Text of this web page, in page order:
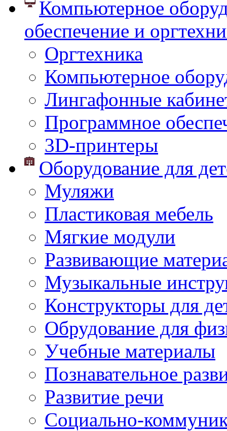
Компьютерное
обеспечение и
Оргтехника
Компьютерное
Лингафонные
Программное
3D-принтеры
Оборудование для
Муляжи
Пластиковая мебель
Мягкие модули
Развивающие
Музыкальные
Конструкторы для
Обрудование для
Учебные материалы
Познавательное
Развитие речи
Социально-